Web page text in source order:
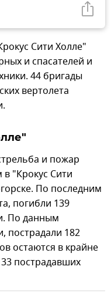
Сити Холле"
и спасателей и
44 бригады
вертолета
и пожар
"Крокус Сити
По последним
погибли 139
По данным
пострадали 182
остаются в крайне
пострадавших